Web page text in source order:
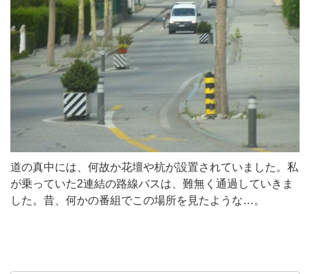
道の真中には、何故か花壇や杭が設置されていました。私
が乗っていた2連結の路線バスは、難無く通過していきま
した。昔、何かの番組でこの場所を見たような…。